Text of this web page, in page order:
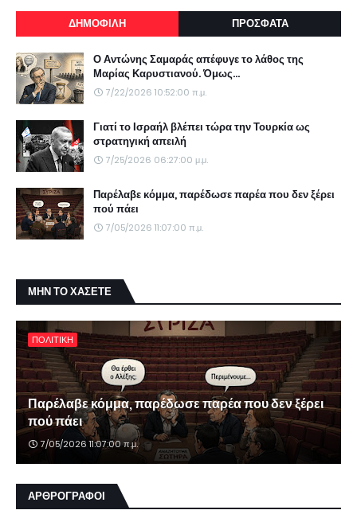
ΔΗΜΟΦΙΛΗ ΠΡΟΣΦΑΤΑ
Ο Αντώνης Σαμαράς απέφυγε το λάθος της
Μαρίας Καρυστιανού. Όμως...
7/22/2026 10:52:00 π.μ.
Γιατί το Ισραήλ βλέπει τώρα την Τουρκία ως
στρατηγική απειλή
7/25/2026 06:27:00 μ.μ.
Παρέλαβε κόμμα, παρέδωσε παρέα που δεν ξέρει
πού πάει
7/05/2026 11:07:00 π.μ.
ΜΗΝ ΤΟ ΧΑΣΕΤΕ
ΠΟΛΙΤΙΚΗ
Παρέλαβε κόμμα, παρέδωσε παρέα που δεν ξέρει
πού πάει
7/05/2026 11:07:00 π.μ.
ΑΡΘΡΟΓΡΑΦΟΙ